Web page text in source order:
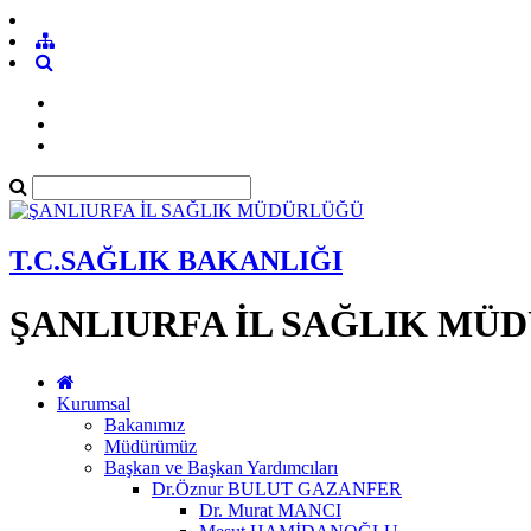
T.C.SAĞLIK BAKANLIĞI
ŞANLIURFA İL SAĞLIK
Kurumsal
Bakanımız
Müdürümüz
Başkan ve Başkan Yardımcıları
Dr.Öznur BULUT GAZANFER
Dr. Murat MANCI